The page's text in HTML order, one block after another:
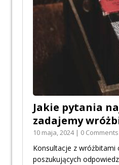
Jakie pytania
zadajemy
10 maja, 2024 | 0 Comments
Konsultacje z wróżbitami
poszukujących